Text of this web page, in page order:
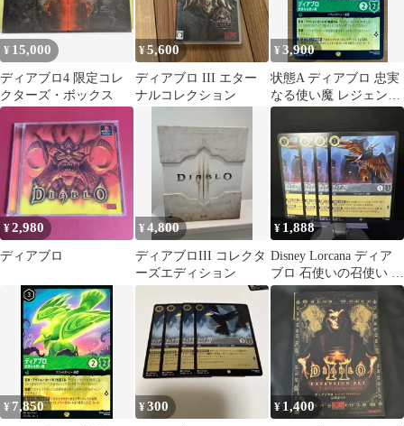
¥ 15,000
ディアブロ4 限定コレ
クターズ・ボックス
¥5,600
ディアブロ III エター
ナルコレクション
¥3,900
状態A ディアブロ 忠実
なる使い魔 レジェンダ
リー 70/204 ロルカナ
ディズニー トレカ トレ
ーディングカード
¥2,980
ディアブロ
¥4,800
ディアブロIII コレクタ
ーズエディション
¥ 1,888
Disney Lorcana ディア
ブロ 石使いの召使い 4
枚セット
¥ 7,850 ¥300 ¥ 1,400